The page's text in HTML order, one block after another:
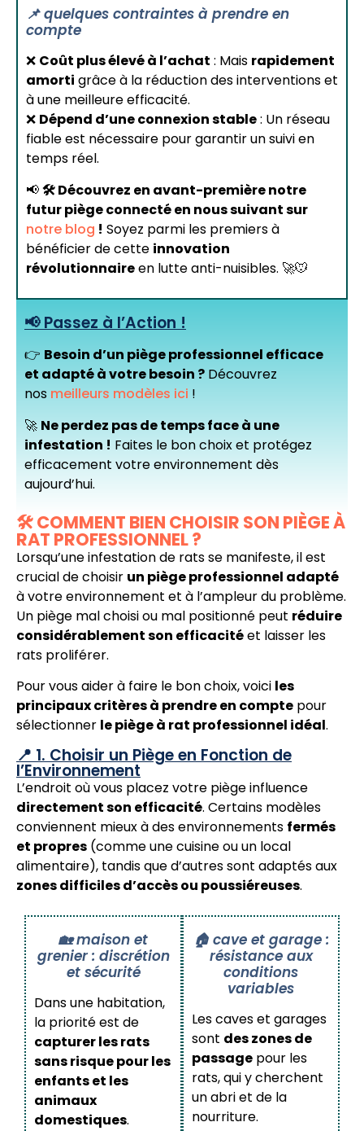
📌 quelques contraintes à prendre en
compte
❌ Coût plus élevé à l’achat : Mais rapidement
amorti grâce à la réduction des interventions et
à une meilleure efficacité.
❌ Dépend d’une connexion stable: Un réseau
fiable est nécessaire pour garantir un suivi en
temps réel.
📢🛠️ Découvrez en avant-première notre
futur piège connecté en nous suivant sur
notre blog ! Soyez parmi les premiers à
bénéficier de cette innovation
révolutionnaireen lutte anti-nuisibles. 🚀🐭
📢 Passez à l’Action !
👉 Besoin d’un piège professionnel efficace
et adapté à votre besoin ? Découvrez
nos meilleurs modèles ici !
🚀 Ne perdez pas de temps face à une
infestation ! Faites le bon choix et protégez
efficacement votre environnement dès
aujourd’hui.
🛠️ COMMENT BIEN CHOISIR SON PIÈGE À
RAT PROFESSIONNEL ?
Lorsqu’une infestation de rats se manifeste, il est
crucial de choisir un piège professionnel adapté
à votre environnement et à l’ampleur du problème.
Un piège mal choisi ou mal positionné peut réduire
considérablement son efficacitéet laisser les
rats proliférer.
Pour vous aider à faire le bon choix, voici les
principaux critères à prendre en compte pour
sélectionner le piège à rat professionnel idéal.
📍 1. Choisir un Piège en Fonction de
l’Environnement
L’endroit où vous placez votre piège influence
directement son efficacité. Certains modèles
conviennent mieux à des environnements fermés
et propres (comme une cuisine ou un local
alimentaire), tandis que d’autres sont adaptés aux
zones difficiles d’accès ou poussiéreuses.
🏡 maison et
grenier : discrétion
et sécurité
Dans une habitation,
la priorité est de
capturer les rats
sans risque pour les
enfants et les
animaux
domestiques.
🏠 cave et garage :
résistance aux
conditions
variables
Les caves et garages
sont des zones de
passage pour les
rats, qui y cherchent
un abri et de la
nourriture.